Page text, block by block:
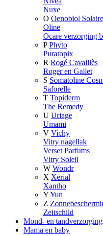
Nuxe
O Oenobiol
Oline
Ocare verzorging
P Phyto
Puratopix
R Rogé Cavaillès
Roger en Gallet
S Somatoline
Saforelle
T Topiderm
The Remedy
U Uriage
Umami
V Vichy
Vitry nagellak
Verset Parfums
Vitry Soleil
W Wondr
X Xerial
Xantho
YYun
Z
Zeitschild
Mond- en tandverzorging
Mama en baby